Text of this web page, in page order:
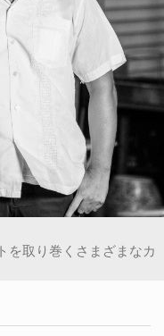
を取り巻くさまざまなカ